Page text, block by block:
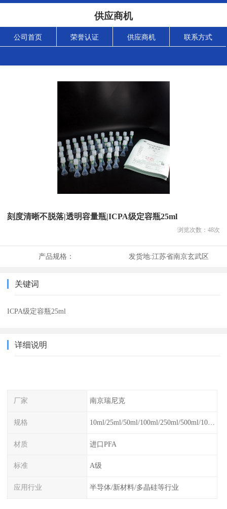
供应商机
公司首页 荣誉认证 供应商机 联系方式
刻度清晰不脱落|透明容量瓶|ICPA级定容瓶25ml
浏览次数： 48次
产品规格： 发货地:江苏省南京玄武区
关键词
ICPA级定容瓶25ml
详细说明
厂家 南京瑞尼克
规格 10ml/25ml/50ml/100ml/250ml/500ml/1000ml
材质 进口PFA
标准 A级
应用行业 半导体/新材料/多晶硅等行业